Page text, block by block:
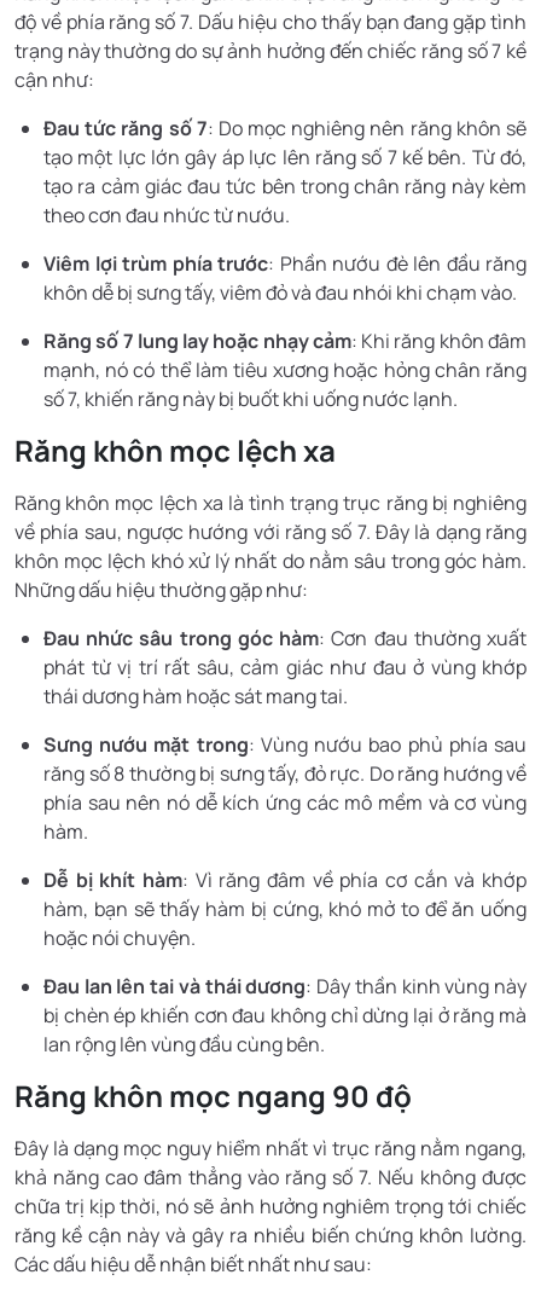
độ về phía răng số 7. Dấu hiệu cho thấy bạn đang gặp tình
trạng này thường do sự ảnh hưởng đến chiếc răng số 7 kề
cận như:
Đau tức răng số 7: Do mọc nghiêng nên răng khôn sẽ
tạo một lực lớn gây áp lực lên răng số 7 kế bên. Từ đó,
tạo ra cảm giác đau tức bên trong chân răng này kèm
theo cơn đau nhức từ nướu.
Viêm lợi trùm phía trước: Phần nướu đè lên đầu răng
khôn dễ bị sưng tấy, viêm đỏ và đau nhói khi chạm vào.
Răng số 7 lung lay hoặc nhạy cảm: Khi răng khôn đâm
mạnh, nó có thể làm tiêu xương hoặc hỏng chân răng
số 7, khiến răng này bị buốt khi uống nước lạnh.
Răng khôn mọc lệch xa
Răng khôn mọc lệch xa là tình trạng trục răng bị nghiêng
về phía sau, ngược hướng với răng số 7. Đây là dạng răng
khôn mọc lệch khó xử lý nhất do nằm sâu trong góc hàm.
Những dấu hiệu thường gặp như:
Đau nhức sâu trong góc hàm: Cơn đau thường xuất
phát từ vị trí rất sâu, cảm giác như đau ở vùng khớp
thái dương hàm hoặc sát mang tai.
Sưng nướu mặt trong: Vùng nướu bao phủ phía sau
răng số 8 thường bị sưng tấy, đỏ rực. Do răng hướng về
phía sau nên nó dễ kích ứng các mô mềm và cơ vùng
hàm.
Dễ bị khít hàm: Vì răng đâm về phía cơ cắn và khớp
hàm, bạn sẽ thấy hàm bị cứng, khó mở to để ăn uống
hoặc nói chuyện.
Đau lan lên tai và thái dương: Dây thần kinh vùng này
bị chèn ép khiến cơn đau không chỉ dừng lại ở răng mà
lan rộng lên vùng đầu cùng bên.
Răng khôn mọc ngang 90 độ
Đây là dạng mọc nguy hiểm nhất vì trục răng nằm ngang,
khả năng cao đâm thẳng vào răng số 7. Nếu không được
chữa trị kịp thời, nó sẽ ảnh hưởng nghiêm trọng tới chiếc
răng kề cận này và gây ra nhiều biến chứng khôn lường.
Các dấu hiệu dễ nhận biết nhất như sau: